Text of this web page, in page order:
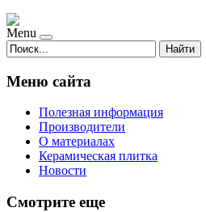
Menu
Найти
Меню сайта
Полезная информация
Производители
О материалах
Керамическая плитка
Новости
Смотрите еще